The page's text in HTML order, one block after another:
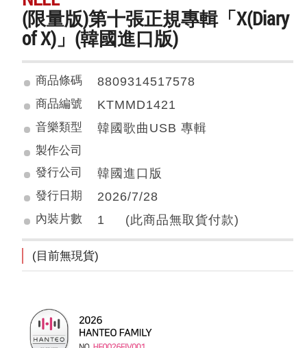
(限量版)第十張正規專輯「X(Diary
of X)」(韓國進口版)
商品條碼 8809314517578
商品編號 KTMMD1421
音樂類型 韓國歌曲USB 專輯
製作公司
發行公司
韓國進口版
發行日期 2026/7/28
內裝片數 1 (此商品無取貨付款)
(目前無現貨)